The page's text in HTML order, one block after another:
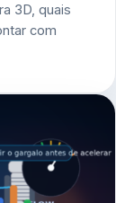
3D, quais
com